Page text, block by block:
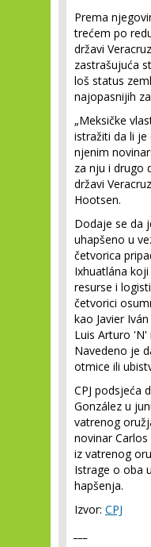
Prema
trećem po
državi
zastrašujuća
loš status
najopasnijih
„Meksičke
istražiti da li
njenim
za nju i drugo
državi
Hootsen.
Dodaje se da
uhapšeno u
četvorica
Ixhuatlána
resurse i
četvorici
kao Javier
Luis Arturo 'N'
Navedeno je
otmice ili
CPJ podsjeća
González u
vatrenog
novinar
iz vatrenog
Istrage o oba
hapšenja.
Izvor: CPJ